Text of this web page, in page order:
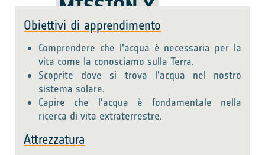
Obiettivi di apprendimento
Comprendere che l'acqua è necessaria per la
vita come la conosciamo sulla Terra.
Scoprite dove si trova l'acqua nel nostro
sistema solare.
Capire che l'acqua è fondamentale nella
ricerca di vita extraterrestre.
Attrezzatura